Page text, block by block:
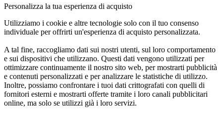
Personalizza la tua esperienza di acquisto
Utilizziamo i cookie e altre tecnologie solo con il tuo consenso
individuale per offrirti un'esperienza di acquisto personalizzata.
A tal fine, raccogliamo dati sui nostri utenti, sul loro comportamento
e sui dispositivi che utilizzano. Questi dati vengono utilizzati per
ottimizzare continuamente il nostro sito web, per mostrarti pubblicità
e contenuti personalizzati e per analizzare le statistiche di utilizzo.
Inoltre, possiamo confrontare i tuoi dati crittografati con quelli di
fornitori esterni e mostrarti offerte tramite i loro canali pubblicitari
online, ma solo se utilizzi già i loro servizi.